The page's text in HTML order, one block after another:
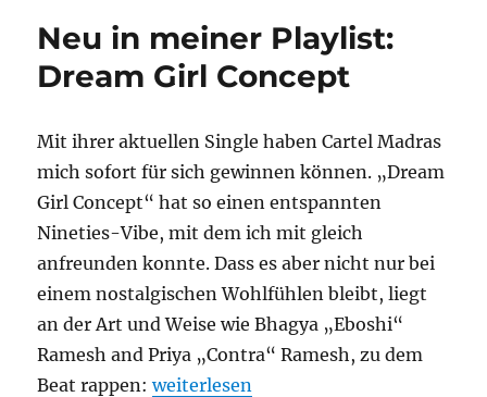
Neu in meiner Playlist:
Dream Girl Concept
Mit ihrer aktuellen Single haben Cartel Madras
mich sofort für sich gewinnen können. „Dream
Girl Concept“ hat so einen entspannten
Nineties-Vibe, mit dem ich mit gleich
anfreunden konnte. Dass es aber nicht nur bei
einem nostalgischen Wohlfühlen bleibt, liegt
an der Art und Weise wie Bhagya „Eboshi“
Ramesh and Priya „Contra“ Ramesh, zu dem
Beat rappen:„Neu in meiner Playlist: Dream Girl
weiterlesen